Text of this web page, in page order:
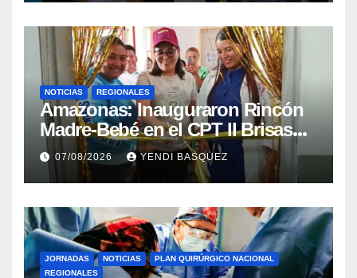
NOTICIAS REGIONALES
​Amazonas: Inauguraron Rincón
Madre-Bebé en el CPT II Brisas
del Aeropuerto ​Inauguraron
Rincón
07/08/2026 YENDI BASQUEZ
JORNADAS NOTICIAS
PLAN QUIRÚRGICO NACIONAL
REGIONALES